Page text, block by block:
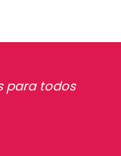
para todos